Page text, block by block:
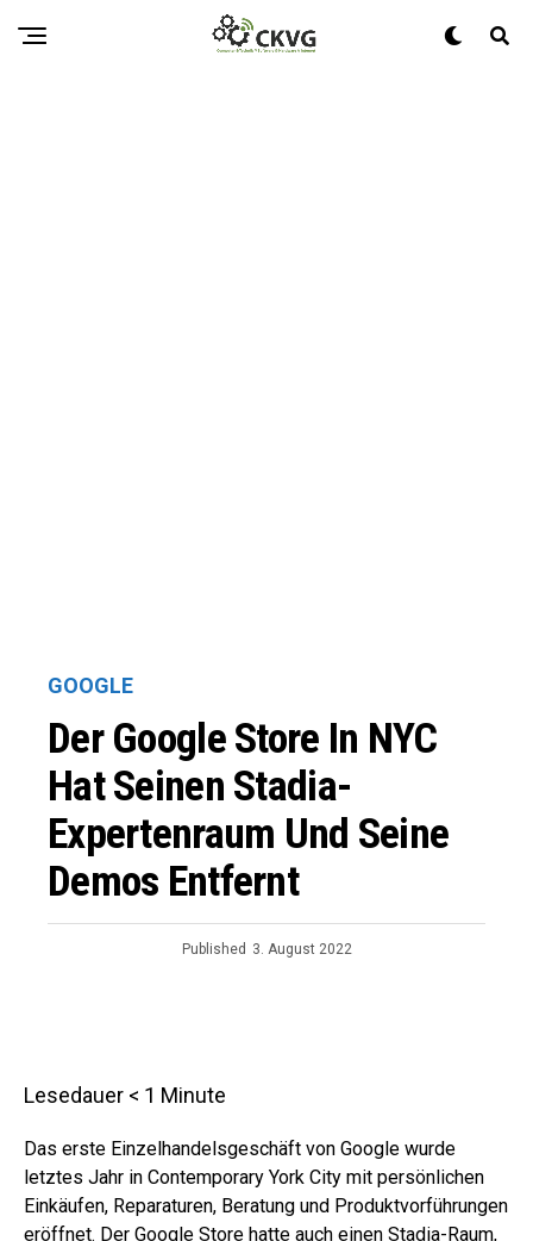
GOOGLE
Der Google Store In NYC
Hat Seinen Stadia-
Expertenraum Und Seine
Demos Entfernt
Published 3. August 2022
Lesedauer < 1 Minute
Das erste Einzelhandelsgeschäft von Google wurde
letztes Jahr in Contemporary York City mit persönlichen
Einkäufen, Reparaturen, Beratung und Produktvorführungen
eröffnet. Der Google Store hatte auch einen Stadia-Raum,